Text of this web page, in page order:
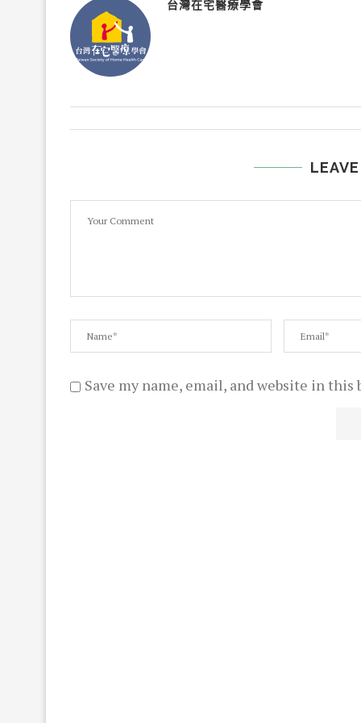
台灣在宅醫療學會
Save my name, email, and website in